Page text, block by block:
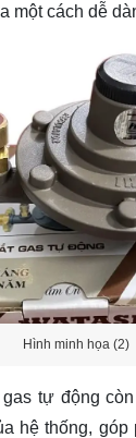
một cách dễ
Hình minh họa (2)
tự động
hệ thống, góp